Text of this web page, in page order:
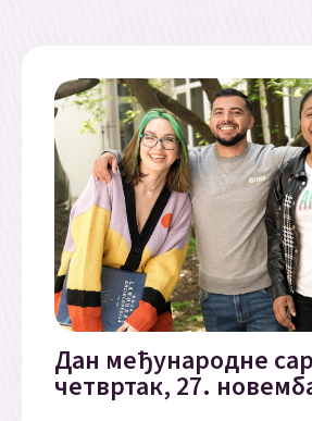
Дан међународне
четвртак, 27.